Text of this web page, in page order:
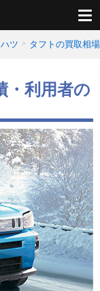
ツ タフトの買取相
・利用者の